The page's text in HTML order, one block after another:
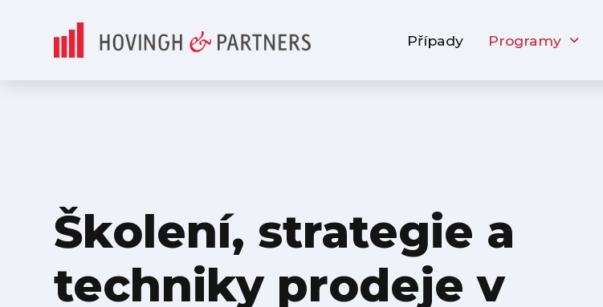
Případy Programy
Školení, strategie a
techniky prodeje v